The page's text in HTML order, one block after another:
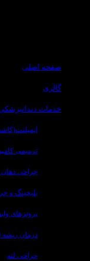
صفحه اصلی
گالری
خدمات
ترمیمی
جراحی دهان
بلیچینگ و
پروتزهای
درمان
جراحی لثه